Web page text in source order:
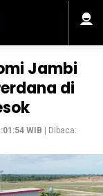
Jambi
di
WIB | Dibaca: